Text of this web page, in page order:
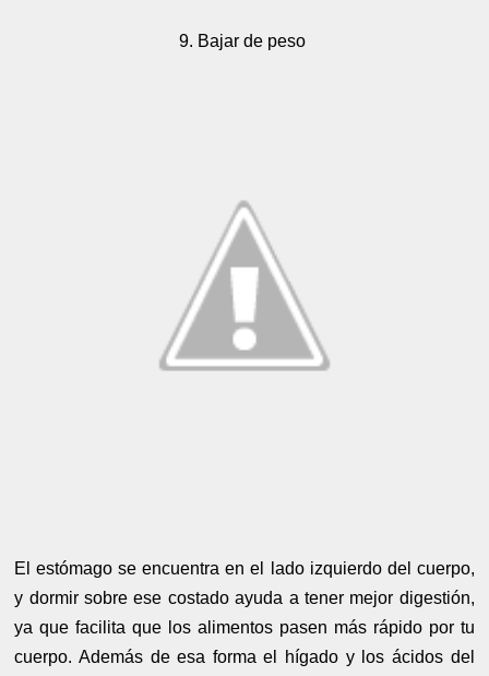
9. Bajar de peso
El estómago se encuentra en el lado izquierdo del cuerpo,
y dormir sobre ese costado ayuda a tener mejor digestión,
ya que facilita que los alimentos pasen más rápido por tu
cuerpo. Además de esa forma el hígado y los ácidos del